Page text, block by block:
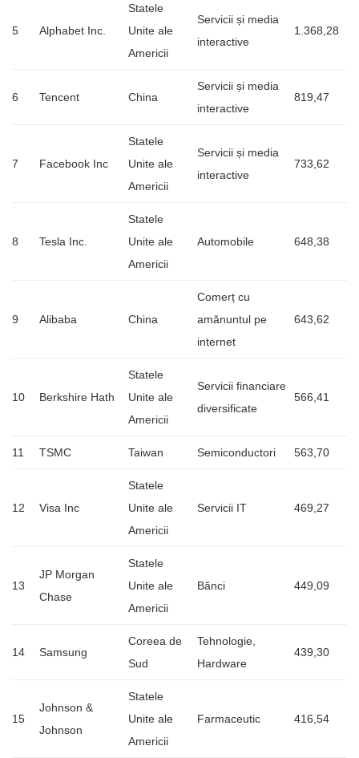
5 Alphabet Inc.
Statele
Unite ale
Americii
Servicii și media
interactive
1.368,28
6 Tencent China
Servicii și media
interactive
819,47
7 Facebook Inc
Statele
Unite ale
Americii
Servicii și media
interactive
733,62
8 Tesla Inc.
Statele
Unite ale
Americii
Automobile 648,38
9 Alibaba China
Comerț cu
amănuntul pe
internet
643,62
10 Berkshire Hath
Statele
Unite ale
Americii
Servicii financiare
diversificate
566,41
11 TSMC Taiwan Semiconductori 563,70
12 Visa Inc
Statele
Unite ale
Americii
Servicii IT 469,27
13
JP Morgan
Chase
Statele
Unite ale
Americii
Bănci 449,09
14 Samsung
Coreea de
Sud
Tehnologie,
Hardware
439,30
15
Johnson &
Johnson
Statele
Unite ale
Americii
Farmaceutic 416,54